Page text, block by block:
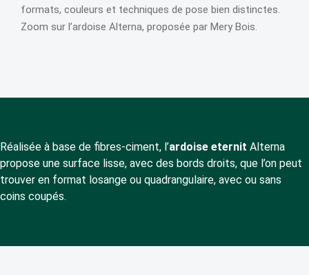
formats, couleurs et techniques de pose bien distinctes.
Zoom sur l’ardoise Alterna, proposée par Mery Bois.
Réalisée à base de fibres-ciment, l’ardoise eternit Alterna
propose une surface lisse, avec des bords droits, que l’on peut
trouver en format losange ou quadrangulaire, avec ou sans
coins coupés.